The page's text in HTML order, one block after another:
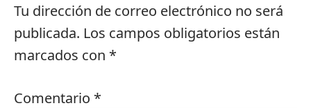
Tu dirección de correo electrónico no será
publicada. Los campos obligatorios están
marcados con *
Comentario *